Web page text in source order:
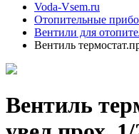
Voda-Vsem.ru
Отопительные
Вентили для
Вентиль
Вентиль